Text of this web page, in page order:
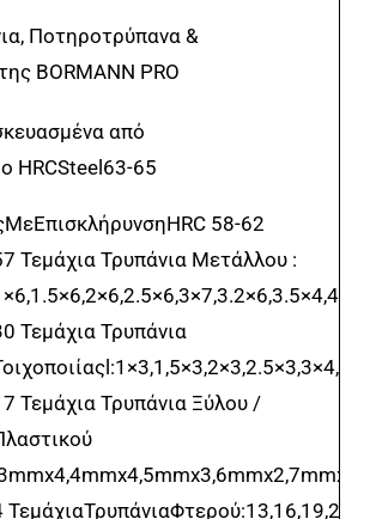
Ποτηροτρύπανα &
BORMANN PRO
από
HRCSteel63-65
58-62
Τεμάχια Τρυπάνια Μετάλλου :
Τεμάχια Τρυπάνια
Τεμάχια Τρυπάνια Ξύλου /
ΤεμάχιαΤρυπάνιαΦτερού:13,16,19,22